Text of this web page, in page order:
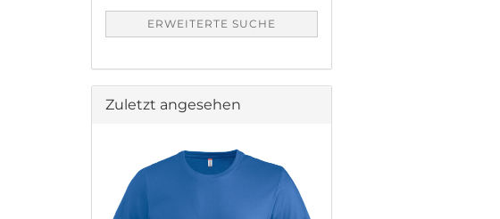
ERWEITERTE SUCHE
Zuletzt angesehen